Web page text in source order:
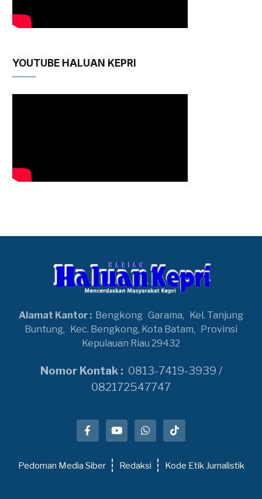
YOUTUBE HALUAN KEPRI
Alamat Kantor : Bengkong Garama,
Kel. Tanjung
Buntung,
Kec. Bengkong, Kota Batam,
Provinsi
Kepulauan Riau 29432
Nomor Kontak : 0813-7419-3939 /
082172547747
Pedoman Media Siber Redaksi Kode Etik Jurnalistik